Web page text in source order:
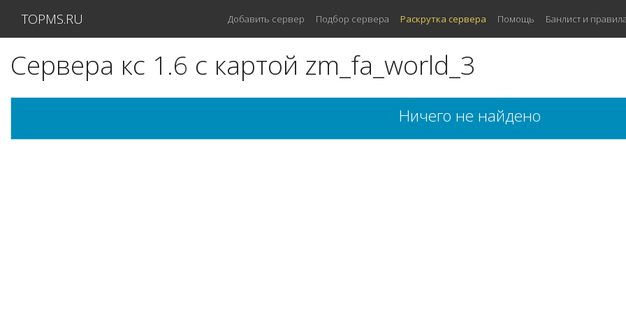
TOPMS.RU Добавить сервер Подбор сервера Раскрутка сервера Помощь Банлист и правила
Сервера кс 1.6 с картой zm_fa_world_3
Ничего не найдено